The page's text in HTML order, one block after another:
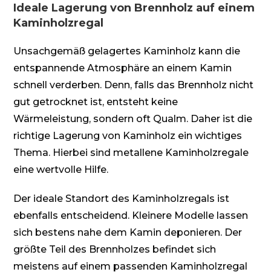
Ideale Lagerung von Brennholz auf einem
Kaminholzregal
Unsachgemäß gelagertes Kaminholz kann die
entspannende Atmosphäre an einem Kamin
schnell verderben. Denn, falls das Brennholz nicht
gut getrocknet ist, entsteht keine
Wärmeleistung, sondern oft Qualm. Daher ist die
richtige Lagerung von Kaminholz ein wichtiges
Thema. Hierbei sind metallene Kaminholzregale
eine wertvolle Hilfe.
Der ideale Standort des Kaminholzregals ist
ebenfalls entscheidend. Kleinere Modelle lassen
sich bestens nahe dem Kamin deponieren. Der
größte Teil des Brennholzes befindet sich
meistens auf einem passenden Kaminholzregal